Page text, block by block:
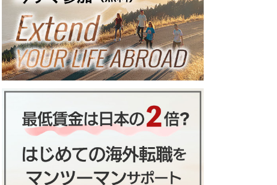
ヶ月前から計画的に
偶者ビザ取得までの道のり
ナショナルスクールの選び方
ならに知るべき３つのこと
簡単！賃貸物件探し・５つの手
とマニュアル
ルール１０選